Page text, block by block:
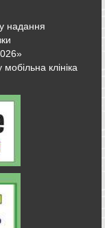
надання
клініка